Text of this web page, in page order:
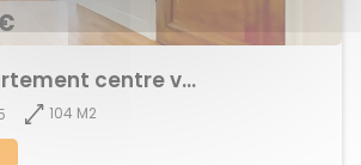
Achat Appartement centre ville
104 M2